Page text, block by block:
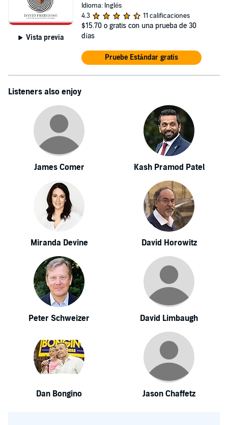
Vista previa
Idioma: Inglés
4.3
11 calificaciones
$15.70 o gratis con una prueba de 30
días
Pruebe Estándar gratis
Listeners also enjoy
James Comer Kash Pramod Patel
Miranda Devine David Horowitz
Peter Schweizer David Limbaugh
Dan Bongino Jason Chaffetz